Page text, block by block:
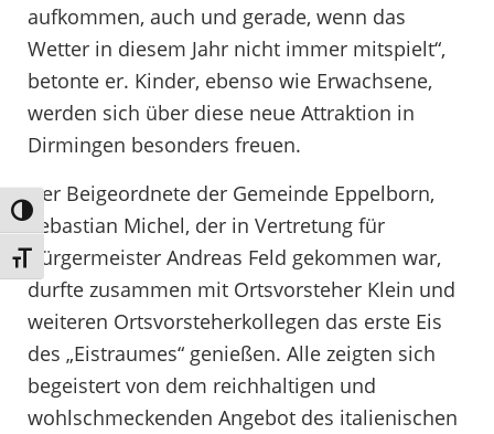
Umschalten auf hohe Kontraste
Schrift vergrößern
aufkommen, auch und gerade, wenn das
Wetter in diesem Jahr nicht immer mitspielt“,
betonte er. Kinder, ebenso wie Erwachsene,
werden sich über diese neue Attraktion in
Dirmingen besonders freuen.
Der Beigeordnete der Gemeinde Eppelborn,
Sebastian Michel, der in Vertretung für
Bürgermeister Andreas Feld gekommen war,
durfte zusammen mit Ortsvorsteher Klein und
weiteren Ortsvorsteherkollegen das erste Eis
des „Eistraumes“ genießen. Alle zeigten sich
begeistert von dem reichhaltigen und
wohlschmeckenden Angebot des italienischen